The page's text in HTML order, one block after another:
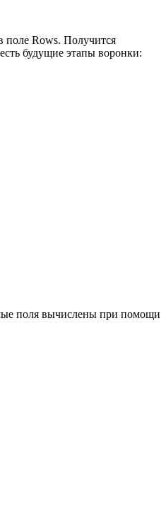
поле Rows. Получится
будущие этапы воронки:
поля вычислены при помощи